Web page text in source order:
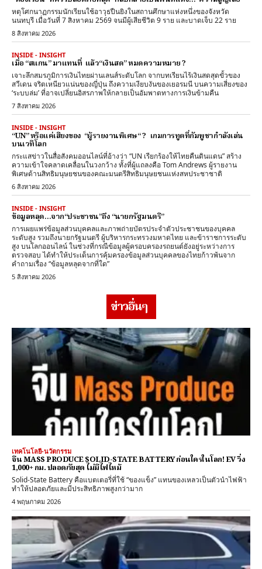
หตุโศกนาฏกรรมนักเรียนใช้อาวุธปืนยิงในสถานศึกษาแห่งหนึ่งของจังหวัด
นนทบุรี เมื่อวันที่ 7 สิงหาคม 2569 จนมีผู้เสียชีวิต 9 ราย และบาดเจ็บ 22 ราย
8 สิงหาคม 2026
INSIDE - INSIGHT
เมื่อ “สแกน” มาแทนที่ แล้ว“เงินสด” หมดความหมาย ?
เจาะลึกสมรภูมิการเงินไทยผ่านเลนส์ระดับโลก จากบทเรียนไร้เงินสดสุดขั้วของ
สวีเดน จริตเหนียวแน่นของญี่ปุ่น ถึงความเงียบงันของเยอรมนี บนความเสี่ยงของ
‘ระบบล่ม’ ที่อาจเปลี่ยนอิสรภาพให้กลายเป็นอัมพาตทางการเงินข้ามคืน
7 สิงหาคม 2026
INSIDE - INSIGHT
“UN” หรือแค่เสียงของ “ผู้รายงานพิเศษ“ ? เกมการทูตที่กัมพูชากำลังเล่น
บนเวทีโลก
กระแสข่าวในสื่อสังคมออนไลน์ที่อ้างว่า “UN เรียกร้องให้ไทยคืนดินแดน” สร้าง
ความเข้าใจคลาดเคลื่อนในวงกว้าง ทั้งที่ผู้แถลงคือ Tom Andrews ผู้รายงาน
พิเศษด้านสิทธิมนุษยชนของคณะมนตรีสิทธิมนุษยชนแห่งสหประชาชาติ
6 สิงหาคม 2026
INSIDE - INSIGHT
ข้อมูลหลุด…จาก“ประชาชน”ถึง “นายกรัฐมนตรี”
การเผยแพร่ข้อมูลส่วนบุคคลและภาพถ่ายบัตรประจำตัวประชาชนของบุคคล
ระดับสูง รวมถึงนายกรัฐมนตรี ผู้บริหารกระทรวงมหาดไทย และข้าราชการระดับ
สูง บนโลกออนไลน์ ในช่วงที่กรณีข้อมูลผู้ครอบครองรถยนต์ยังอยู่ระหว่างการ
ตรวจสอบ ได้ทำให้ประเด็นการคุ้มครองข้อมูลส่วนบุคคลของไทยก้าวพ้นจาก
คำถามเรื่อง “ข้อมูลหลุดจากที่ใด”
5 สิงหาคม 2026
ข่าวอื่นๆ
เทคโนโลยี-นวัตกรรม
จีน MASS PRODUCE SOLID-STATE BATTERY ก่อนใครในโลก! EV วิ่ง
1,000+ กม. ปลอดภัยสุด ไม่มีไฟไหม้
Solid-State Battery คือแบตเตอรี่ที่ใช้ “ของแข็ง” แทนของเหลวเป็นตัวนำไฟฟ้า
ทำให้ปลอดภัยและมีประสิทธิภาพสูงกว่ามาก
4 พฤษภาคม 2026